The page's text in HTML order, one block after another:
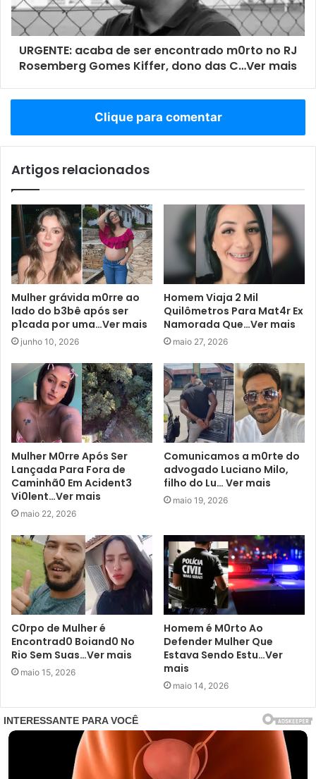
URGENTE: acaba de ser encontrado m0rto no RJ
Rosemberg Gomes Kiffer, dono das C…Ver mais
Clique para comentar
Artigos relacionados
Mulher grávida m0rre ao
lado do b3bê após ser
p1cada por uma…Ver mais
junho 10, 2026
Homem Viaja 2 Mil
Quilômetros Para Mat4r Ex
Namorada Que…Ver mais
maio 27, 2026
Mulher M0rre Após Ser
Lançada Para Fora de
Caminhã0 Em Acident3
Vi0lent…Ver mais
maio 22, 2026
Comunicamos a m0rte do
advogado Luciano Milo,
filho do Lu… Ver mais
maio 19, 2026
C0rpo de Mulher é
Encontrad0 Boiand0 No
Rio Sem Suas…Ver mais
maio 15, 2026
Homem é M0rto Ao
Defender Mulher Que
Estava Sendo Estu…Ver
mais
maio 14, 2026